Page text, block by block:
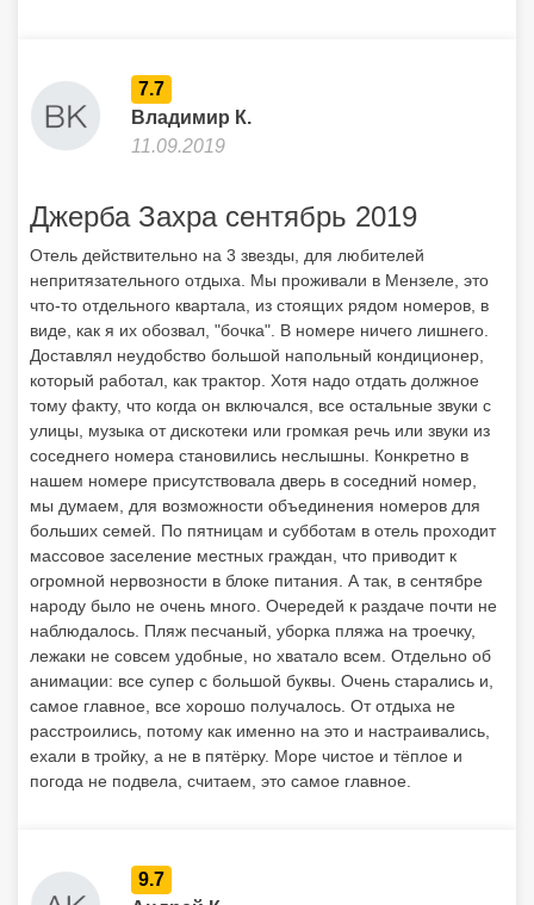
что-то отдельного квартала, из стоящих рядом номеров, в
виде, как я их обозвал, "бочка". В номере ничего лишнего.
Доставлял неудобство большой напольный кондиционер,
который работал, как трактор. Хотя надо отдать должное
соседнего номера становились неслышны. Конкретно в
нашем номере присутствовала дверь в соседний номер,
мы думаем, для возможности объединения номеров для
массовое заселение местных граждан, что приводит к
огромной нервозности в блоке питания. А так, в сентябре
народу было не очень много. Очередей к раздаче почти не
наблюдалось. Пляж песчаный, уборка пляжа на троечку,
анимации: все супер с большой буквы. Очень старались и,
самое главное, все хорошо получалось. От отдыха не
расстроились, потому как именно на это и настраивались,
ехали в тройку, а не в пятёрку. Море чистое и тёплое и
Андрей К.
05.06.2019
Отличное и спокойное место для
близко и удобно. Территория чистая, сервис хороший.
Возможность доехать до ближайших